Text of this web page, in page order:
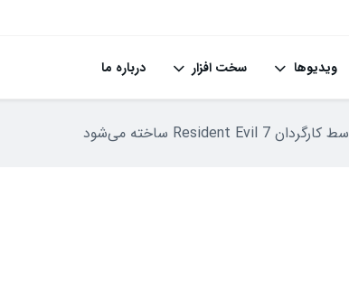
ویدیوها سخت افزار درباره ما